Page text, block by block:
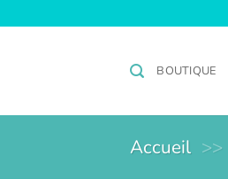
au
BOUTIQUE
Accueil >>